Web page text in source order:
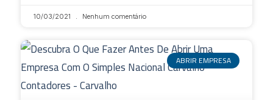
10/03/2021 Nenhum comentário
ABRIR EMPRESA